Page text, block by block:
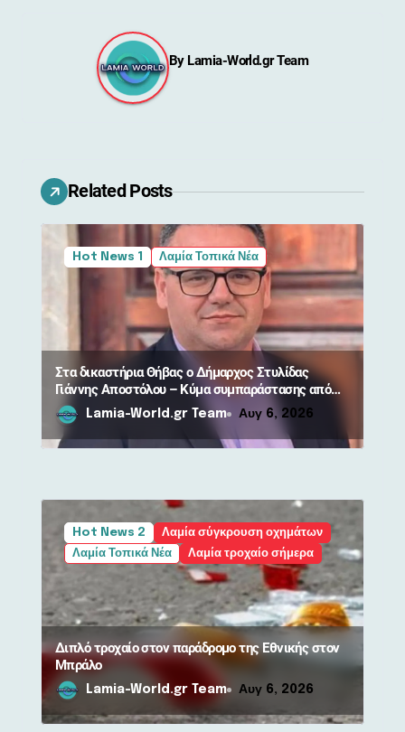
ά
ρ
ρ
ω
ν
By Lamia-World.gr Team
Related Posts
Hot News 1 Λαμία Τοπικά Νέα
Στα δικαστήρια Θήβας ο Δήμαρχος Στυλίδας
Γιάννης Αποστόλου – Κύμα συμπαράστασης από
πολίτεςLamia-World.gr Team Αυγ 6, 2026
Hot News 2
Λαμία σύγκρουση οχημάτων
Λαμία Τοπικά Νέα
Λαμία τροχαίο σήμερα
Διπλό τροχαίο στον παράδρομο της Εθνικής στον
Μπράλο
Lamia-World.gr Team Αυγ 6, 2026